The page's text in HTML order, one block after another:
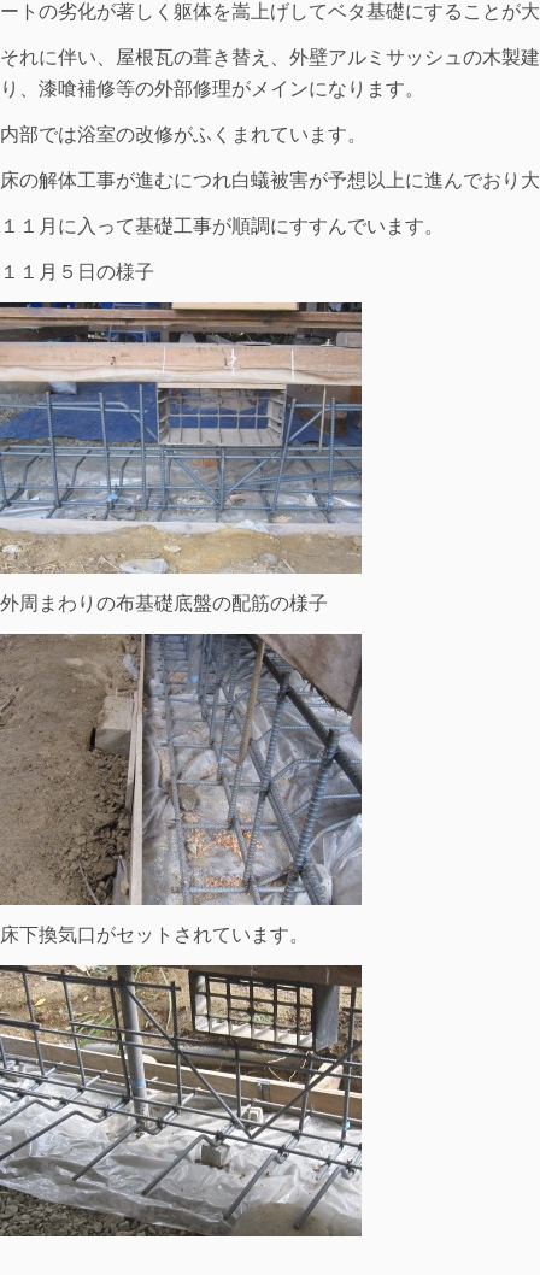
ートの劣化が著しく躯体を嵩上げしてベタ基礎にすることが
それに伴い、屋根瓦の葺き替え、外壁アルミサッシュの木製
り、漆喰補修等の外部修理がメインになります。
内部では浴室の改修がふくまれています。
床の解体工事が進むにつれ白蟻被害が予想以上に進んでおり
１１月に入って基礎工事が順調にすすんでいます。
１１月５日の様子
外周まわりの布基礎底盤の配筋の様子
床下換気口がセットされています。